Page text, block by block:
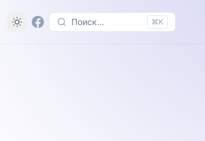
Поиск... ⌘K